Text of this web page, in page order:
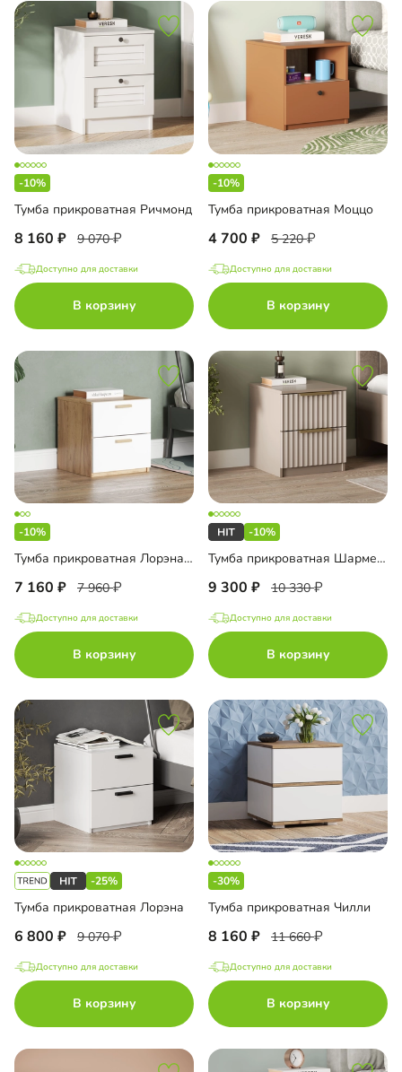
-10%
Тумба прикроватная Ричмонд
8 160 9 070
Доступно для доставки
В корзину
-10%
Тумба прикроватная Моццо
4 700 5 220
Доступно для доставки
В корзину
-10%
Тумба прикроватная Лорэна Эко
7 160 7 960
Доступно для доставки
В корзину
-10%
Тумба прикроватная Шармель Лайф
9 300 10 330
Доступно для доставки
В корзину
-25%
Тумба прикроватная Лорэна
6 800 9 070
Доступно для доставки
В корзину
-30%
Тумба прикроватная Чилли
8 160 11 660
Доступно для доставки
В корзину